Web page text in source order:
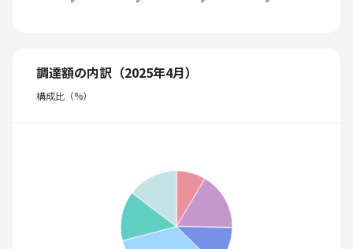
調達額の内訳（2025年4月）
構成比（%）